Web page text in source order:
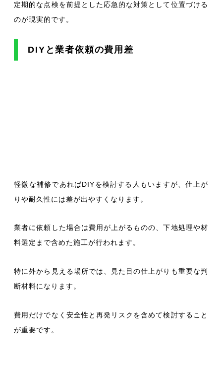
定期的な点検を前提とした応急的な対策として位置づける
のが現実的です。
DIYと業者依頼の費用差
軽微な補修であればDIYを検討する人もいますが、仕上が
りや耐久性には差が出やすくなります。
業者に依頼した場合は費用が上がるものの、下地処理や材
料選定まで含めた施工が行われます。
特に外から見える場所では、見た目の仕上がりも重要な判
断材料になります。
費用だけでなく安全性と再発リスクを含めて検討すること
が重要です。